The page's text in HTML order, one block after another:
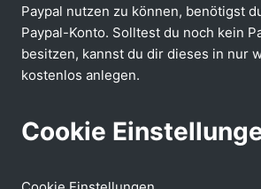
Paypal nutzen zu können, benötigst
Paypal-Konto. Solltest du noch kein
besitzen, kannst du dir dieses in nur
kostenlos anlegen.
Cookie